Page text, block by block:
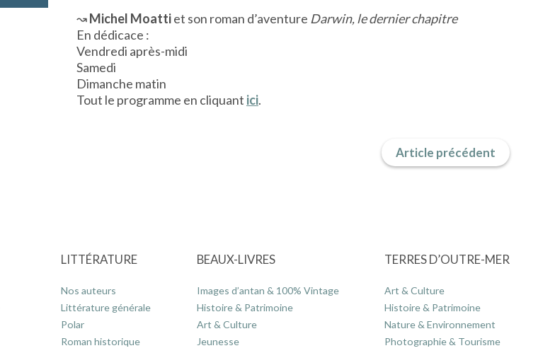
↝Michel Moattiet son roman d’aventure Darwin, le dernier chapitre
En dédicace :
Vendredi après-midi
Samedi
Dimanche matin
Tout le programme en cliquant ici.
Article précédent
LITTÉRATURE
Nos auteurs
Littérature générale
Polar
Roman historique
BEAUX-LIVRES
Images d’antan & 100% Vintage
Histoire & Patrimoine
Art & Culture
Jeunesse
TERRES D’OUTRE-MER
Art & Culture
Histoire & Patrimoine
Nature & Environnement
Photographie & Tourisme